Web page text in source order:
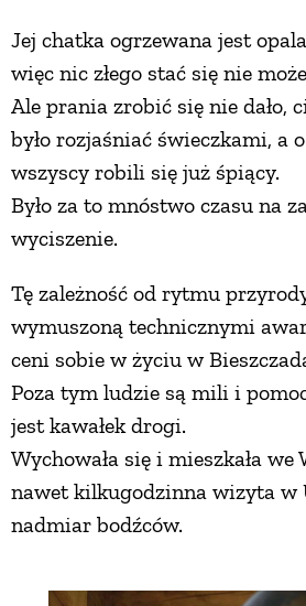
Jej chatka ogrzewana jest
więc nic złego stać się nie
Ale prania zrobić się nie dało,
było rozjaśniać świeczkami, a
wszyscy robili się już śpiący.
Było za to mnóstwo czasu na
wyciszenie.
Tę zależność od rytmu
wymuszoną technicznymi
ceni sobie w życiu w
Poza tym ludzie są mili i
jest kawałek drogi.
Wychowała się i mieszkała we
nawet kilkugodzinna wizyta w
nadmiar bodźców.